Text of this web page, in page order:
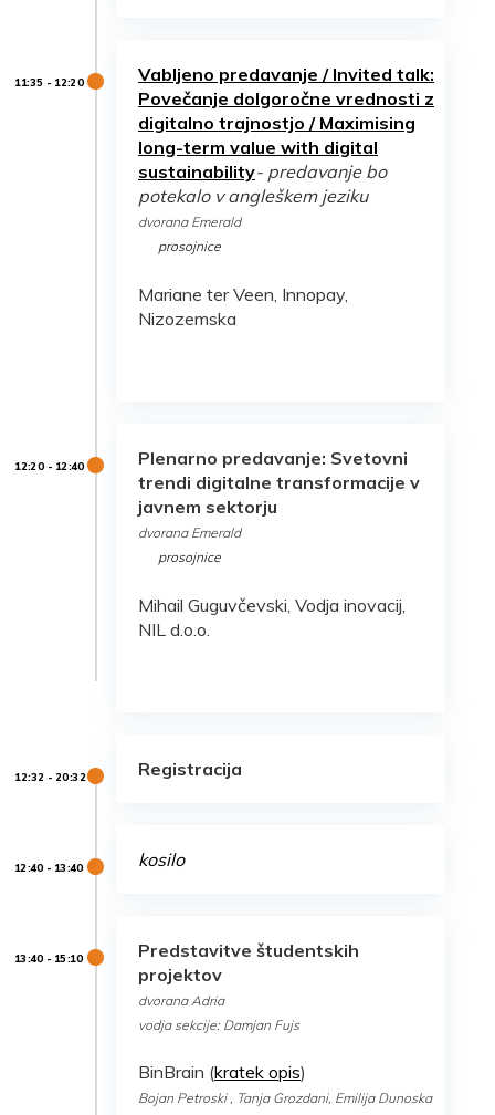
Vabljeno predavanje / Invited talk:
Povečanje dolgoročne vrednosti z
digitalno trajnostjo / Maximising
long-term value with digital
sustainability- predavanje bo
potekalo v angleškem jeziku
dvorana Emerald
prosojnice
Mariane ter Veen, Innopay,
Nizozemska
Plenarno predavanje: Svetovni
trendi digitalne transformacije v
javnem sektorju
dvorana Emerald
prosojnice
Mihail Guguvčevski, Vodja inovacij,
NIL d.o.o.
Registracija
kosilo
Predstavitve študentskih
projektov
dvorana Adria
vodja sekcije: Damjan Fujs
BinBrain (kratek opis)
Bojan Petroski , Tanja Grozdani, Emilija Dunoska